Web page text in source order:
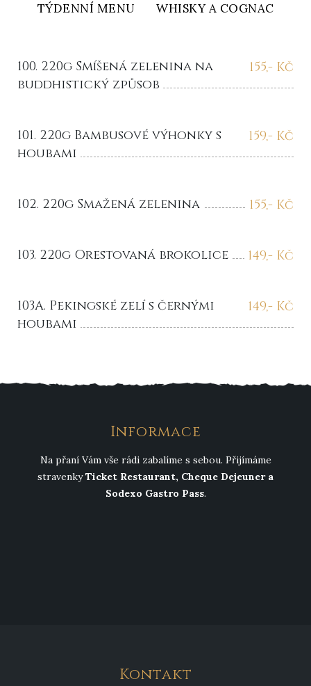
TÝDENNÍ MENU
WHISKY A COGNAC
155,- Kč
100. 220g Smíšená zelenina na
buddhistický způsob
159,- Kč
101. 220g Bambusové výhonky s
houbami
155,- Kč
102. 220g Smažená zelenina
149,- Kč
103. 220g Orestovaná brokolice
149,- Kč
103A. Pekingské zelí s černými
houbami
Informace
Na přaní Vám vše rádi zabalíme s sebou. Přijímáme
stravenkyTicket Restaurant, Cheque Dejeuner a
Sodexo Gastro Pass.
Kontakt